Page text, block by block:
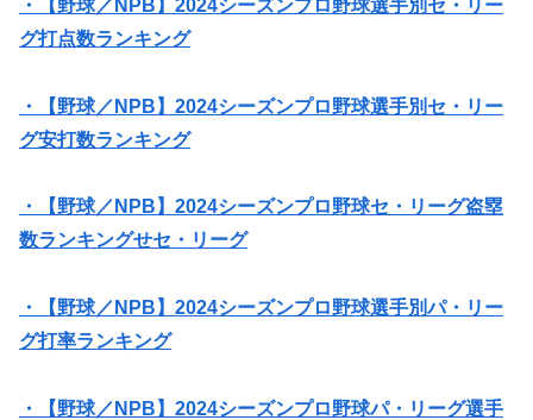
・【野球／NPB】2024シーズンプロ野球選手別セ・リー
グ打点数ランキング
・【野球／NPB】2024シーズンプロ野球選手別セ・リー
グ安打数ランキング
・【野球／NPB】2024シーズンプロ野球セ・リーグ盗塁
数ランキングせセ・リーグ
・【野球／NPB】2024シーズンプロ野球選手別パ・リー
グ打率ランキング
・【野球／NPB】2024シーズンプロ野球パ・リーグ選手